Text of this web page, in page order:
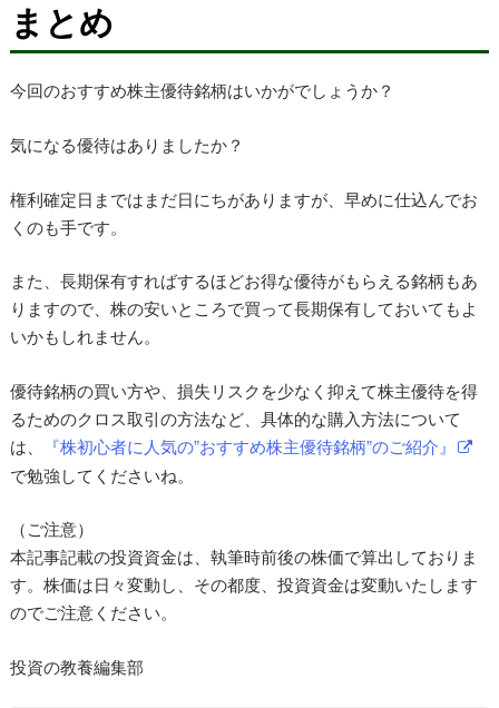
まとめ
今回のおすすめ株主優待銘柄はいかがでしょうか？
気になる優待はありましたか？
権利確定日まではまだ日にちがありますが、早めに仕込んでお
くのも手です。
また、長期保有すればするほどお得な優待がもらえる銘柄もあ
りますので、株の安いところで買って長期保有しておいてもよ
いかもしれません。
優待銘柄の買い方や、損失リスクを少なく抑えて株主優待を得
るためのクロス取引の方法など、具体的な購入方法について
は、
『株初心者に人気の”おすすめ株主優待銘柄”のご紹介』
で勉強してくださいね。
（ご注意）
本記事記載の投資資金は、執筆時前後の株価で算出しておりま
す。株価は日々変動し、その都度、投資資金は変動いたします
のでご注意ください。
投資の教養編集部